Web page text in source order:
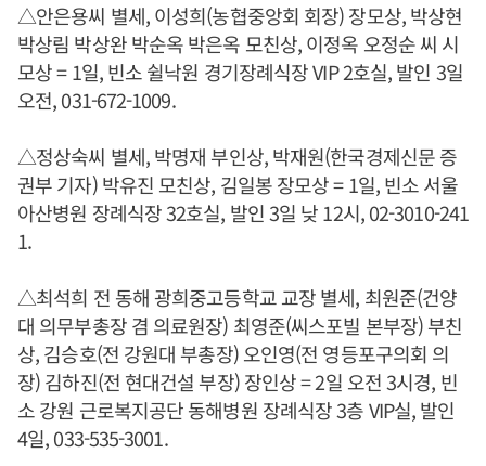
△안은용씨 별세, 이성희(농협중앙회 회장) 장모상, 박상현
박상림 박상완 박순옥 박은옥 모친상, 이정옥 오정순 씨 시
모상 = 1일, 빈소 쉴낙원 경기장례식장 VIP 2호실, 발인 3일
오전, 031-672-1009.
△정상숙씨 별세, 박명재 부인상, 박재원(한국경제신문 증
권부 기자) 박유진 모친상, 김일봉 장모상 = 1일, 빈소 서울
아산병원 장례식장 32호실, 발인 3일 낮 12시, 02-3010-241
1.
△최석희 전 동해 광희중고등학교 교장 별세, 최원준(건양
대 의무부총장 겸 의료원장) 최영준(씨스포빌 본부장) 부친
상, 김승호(전 강원대 부총장) 오인영(전 영등포구의회 의
장) 김하진(전 현대건설 부장) 장인상 = 2일 오전 3시경, 빈
소 강원 근로복지공단 동해병원 장례식장 3층 VIP실, 발인
4일, 033-535-3001.